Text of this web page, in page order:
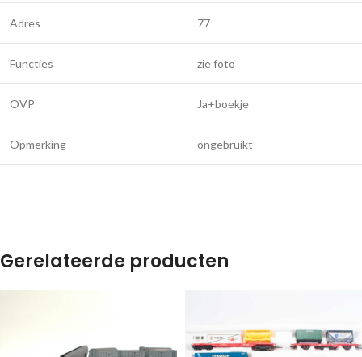
Adres 77
Functies zie foto
OVP Ja+boekje
Opmerking ongebruikt
Gerelateerde producten